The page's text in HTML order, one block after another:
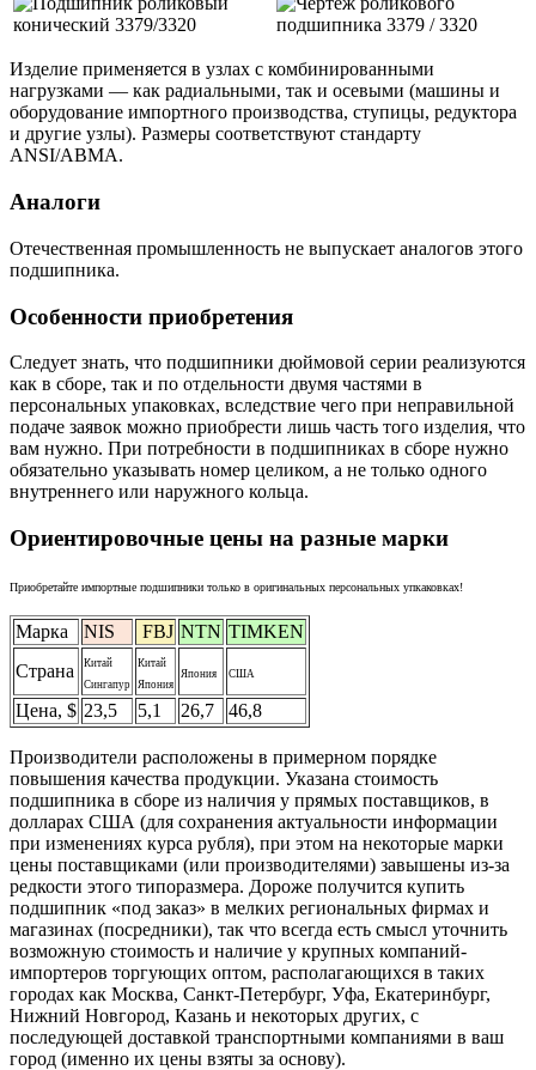
Изделие применяется в узлах с комбинированными
нагрузками — как радиальными, так и осевыми (машины и
оборудование импортного производства, ступицы, редуктора
и другие узлы). Размеры соответствуют стандарту
ANSI/ABMA.
Аналоги
Отечественная промышленность не выпускает аналогов этого
подшипника.
Особенности приобретения
Следует знать, что подшипники дюймовой серии реализуются
как в сборе, так и по отдельности двумя частями в
персональных упаковках, вследствие чего при неправильной
подаче заявок можно приобрести лишь часть того изделия, что
вам нужно. При потребности в подшипниках в сборе нужно
обязательно указывать номер целиком, а не только одного
внутреннего или наружного кольца.
Ориентировочные цены на разные марки
Приобретайте импортные подшипники только в оригинальных персональных упкаковках!
Марка NIS FBJ NTN TIMKEN
Страна
Китай
Сингапур
Китай
Япония
Япония США
Цена, $ 23,5 5,1 26,7 46,8
Производители расположены в примерном порядке
повышения качества продукции. Указана стоимость
подшипника в сборе из наличия у прямых поставщиков, в
долларах США (для сохранения актуальности информации
при изменениях курса рубля), при этом на некоторые марки
цены поставщиками (или производителями) завышены из-за
редкости этого типоразмера. Дороже получится купить
подшипник «под заказ» в мелких региональных фирмах и
магазинах (посредники), так что всегда есть смысл уточнить
возможную стоимость и наличие у крупных компаний-
импортеров торгующих оптом, располагающихся в таких
городах как Москва, Санкт-Петербург, Уфа, Екатеринбург,
Нижний Новгород, Казань и некоторых других, с
последующей доставкой транспортными компаниями в ваш
город (именно их цены взяты за основу).